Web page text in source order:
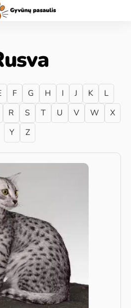
F G H I J K
L
R S T U V W
X
Y
Z